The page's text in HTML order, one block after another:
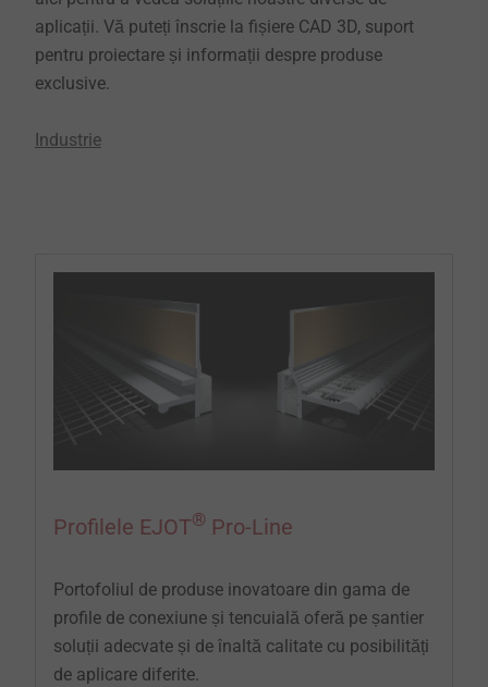
aplicații. Vă puteți înscrie la fișiere CAD 3D, suport
pentru proiectare și informații despre produse
exclusive.
Industrie
Profilele EJOT® Pro-Line
Portofoliul de produse inovatoare din gama de
profile de conexiune și tencuială oferă pe șantier
soluții adecvate și de înaltă calitate cu posibilități
de aplicare diferite.